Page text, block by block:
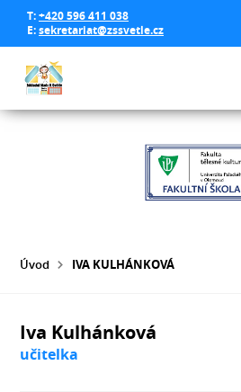
T:+420 596 411 038
E:sekretariat@zssvetle.cz
Úvod IVA KULHÁNKOVÁ
Iva Kulhánková
učitelka